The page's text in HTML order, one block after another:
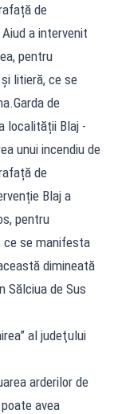
de
a intervenit
pentru
litieră, ce se
de
localității Blaj -
unui incendiu de
de
Blaj a
pentru
ce se manifesta
dimineată
Sălciua de Sus
al judeţului
arderilor de
avea